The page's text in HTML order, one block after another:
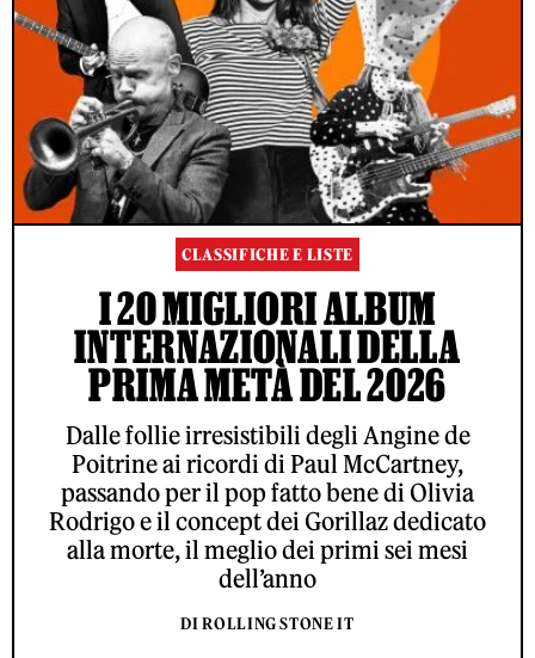
CLASSIFICHE E LISTE
I 20 MIGLIORI ALBUM
INTERNAZIONALI DELLA
PRIMA METÀ DEL 2026
Dalle follie irresistibili degli Angine de
Poitrine ai ricordi di Paul McCartney,
passando per il pop fatto bene di Olivia
Rodrigo e il concept dei Gorillaz dedicato
alla morte, il meglio dei primi sei mesi
dell’anno
DI ROLLING STONE IT